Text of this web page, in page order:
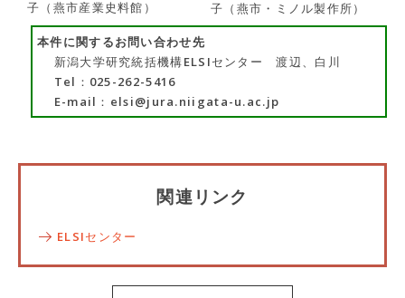
子（燕市産業史料館）
子（燕市・ミノル製作所）
本件に関するお問い合わせ先
新潟大学研究統括機構ELSIセンター 渡辺、白川
Tel：025-262-5416
E-mail：elsi@jura.niigata-u.ac.jp
関連リンク
ELSIセンター